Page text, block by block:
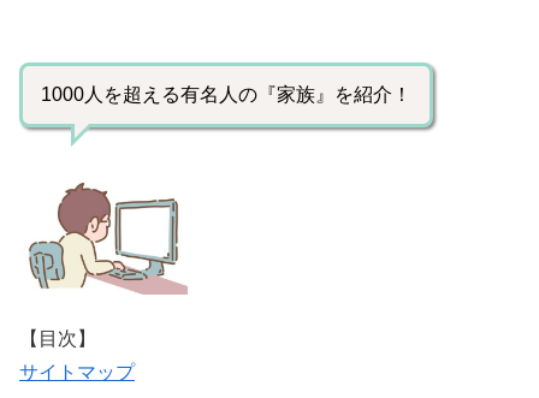
1000人を超える有名人の『家族』を紹介！
【目次】
サイトマップ